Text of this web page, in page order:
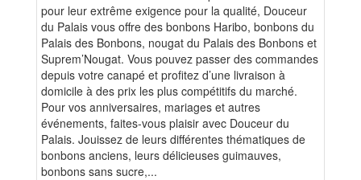
pour leur extrême exigence pour la qualité, Douceur
du Palais vous offre des bonbons Haribo, bonbons du
Palais des Bonbons, nougat du Palais des Bonbons et
Suprem’Nougat. Vous pouvez passer des commandes
depuis votre canapé et profitez d’une livraison à
domicile à des prix les plus compétitifs du marché.
Pour vos anniversaires, mariages et autres
événements, faites-vous plaisir avec Douceur du
Palais. Jouissez de leurs différentes thématiques de
bonbons anciens, leurs délicieuses guimauves,
bonbons sans sucre,...